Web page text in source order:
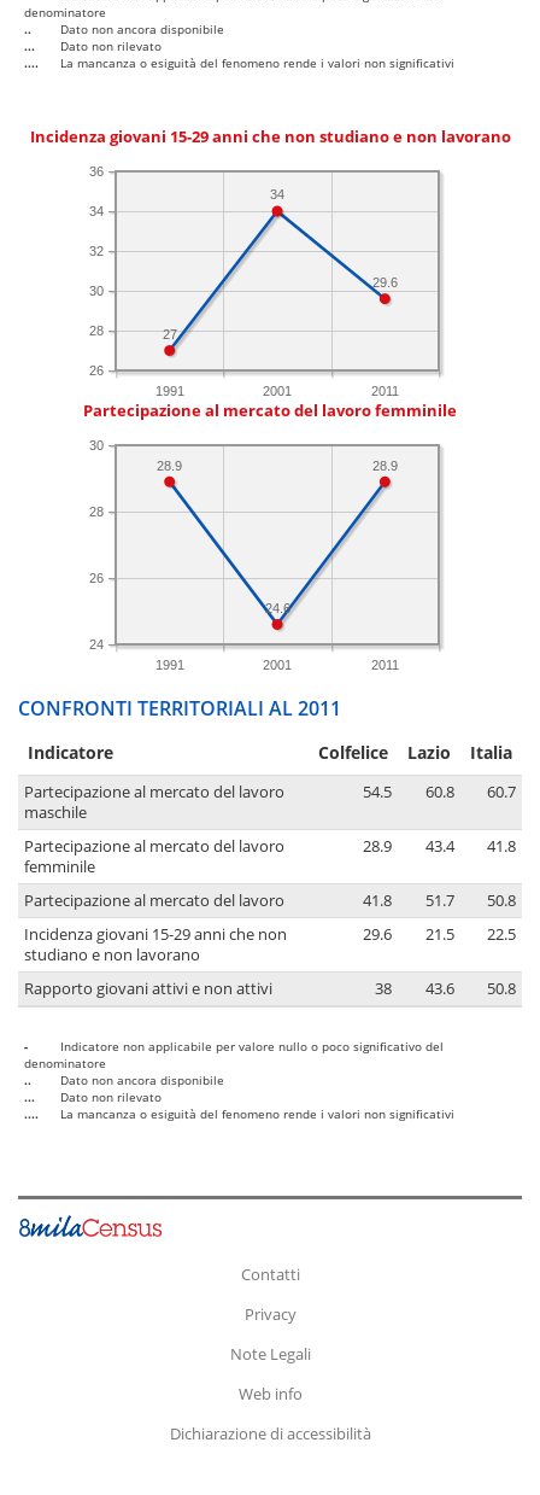
denominatore
..
Dato non ancora disponibile
...
Dato non rilevato
....
La mancanza o esiguità del fenomeno rende i valori non significativi
Incidenza giovani 15-29 anni che non studiano e non lavorano
1991 2001 2011
26
28
30
32
34
36
29.6
34
27
Partecipazione al mercato del lavoro femminile
1991 2001 2011
24
26
28
30
28.9
24.6
28.9
CONFRONTI TERRITORIALI AL 2011
Indicatore Colfelice Lazio Italia
Partecipazione al mercato del lavoro
maschile
54.5 60.8 60.7
Partecipazione al mercato del lavoro
femminile
28.9 43.4 41.8
Partecipazione al mercato del lavoro 41.8 51.7
50.8
Incidenza giovani 15-29 anni che non
studiano e non lavorano
29.6 21.5 22.5
Rapporto giovani attivi e non attivi 38 43.6 50.8
-
Indicatore non applicabile per valore nullo o poco significativo del
denominatore
..
Dato non ancora disponibile
...
Dato non rilevato
....
La mancanza o esiguità del fenomeno rende i valori non significativi
Contatti
Privacy
Note Legali
Web info
Dichiarazione di accessibilità